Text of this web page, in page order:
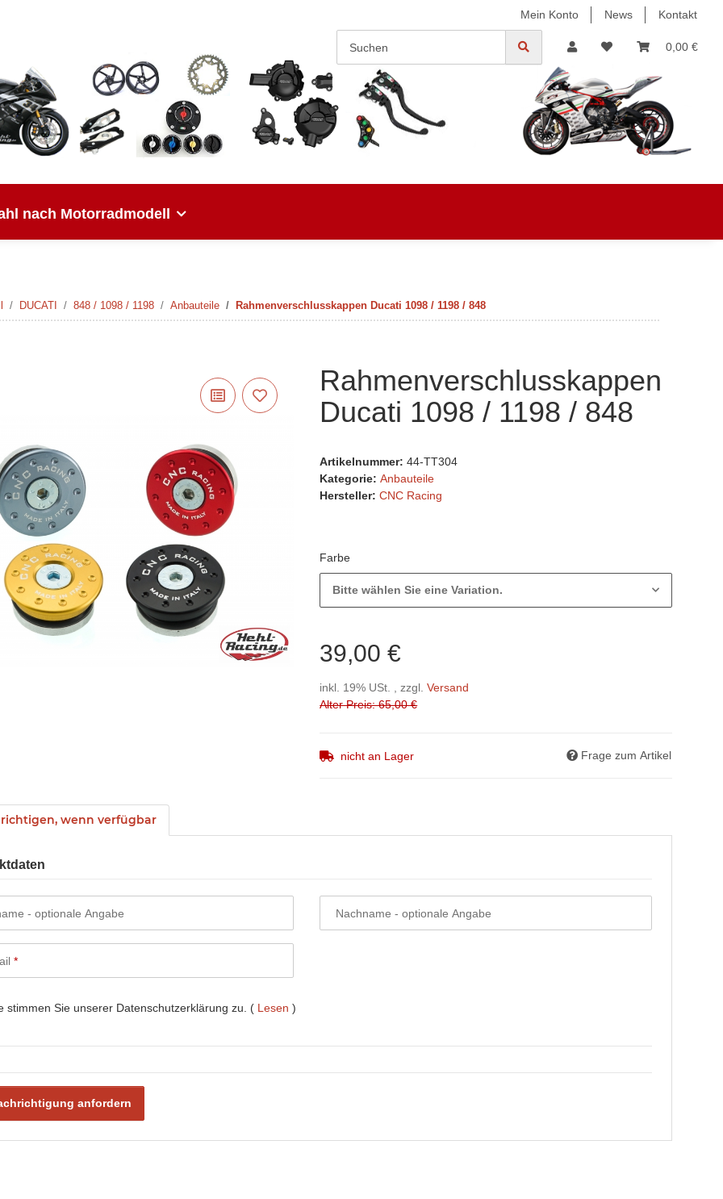
Mein Konto News Kontakt
0,00 €
nach Motorradmodell
DUCATI 848 / 1098 / 1198 Anbauteile Rahmenverschlusskappen Ducati 1098 / 1198 / 848
Rahmenverschlusskappen
Ducati 1098 / 1198 / 848
Artikelnummer:44-TT304
Kategorie:Anbauteile
Hersteller: CNC Racing
Farbe
Bitte wählen Sie eine Variation.
39,00 €
inkl. 19% USt. , zzgl.Versand
Alter Preis: 65,00 €
nicht an Lager Frage zum Artikel
wenn verfügbar
- optionale Angabe Nachname - optionale Angabe
stimmen Sie unserer Datenschutzerklärung zu. ( Lesen )
anfordern